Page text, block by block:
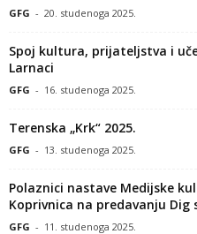
GFG - 20. studenoga 2025.
Spoj kultura, prijateljstva i
Larnaci
GFG - 16. studenoga 2025.
Terenska „Krk“ 2025.
GFG - 13. studenoga 2025.
Polaznici nastave Medijske
Koprivnica na predavanju Dig
GFG - 11. studenoga 2025.